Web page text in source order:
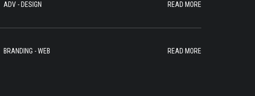
ADV - DESIGN READ MORE
BRANDING -WEB READ MORE